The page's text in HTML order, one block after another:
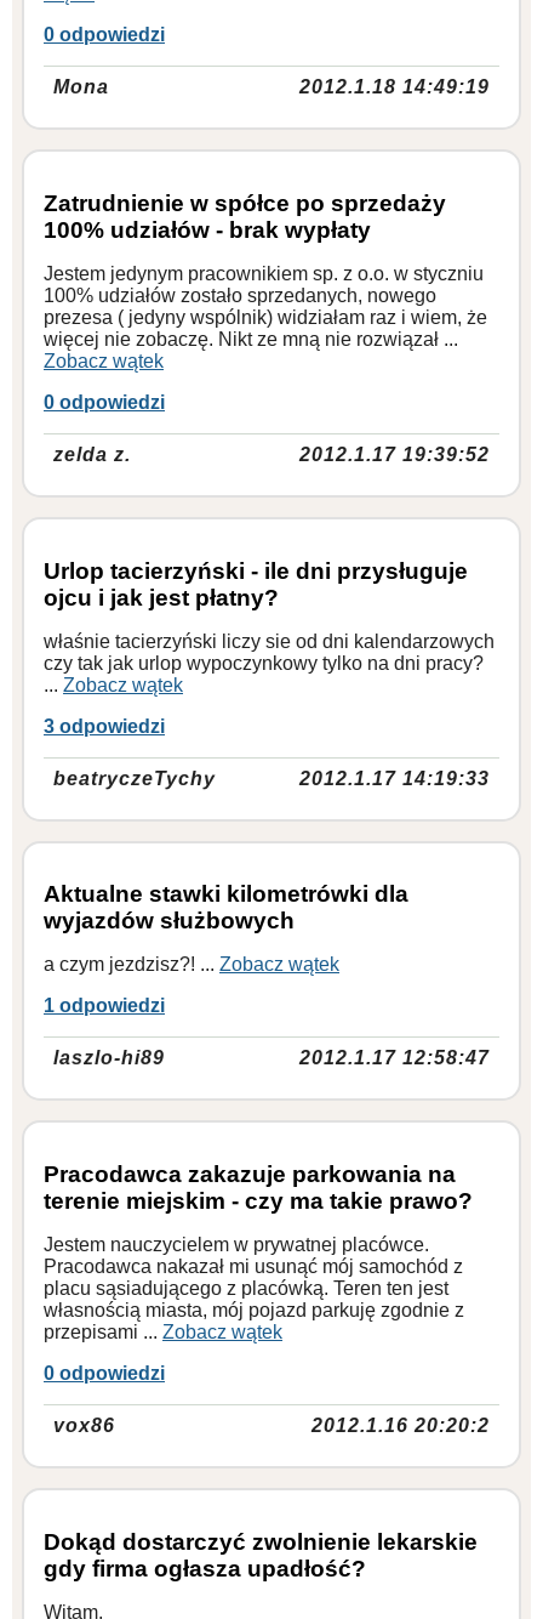
0 odpowiedzi
Mona 2012.1.18 14:49:19
Zatrudnienie w spółce po sprzedaży
100% udziałów - brak wypłaty
Jestem jedynym pracownikiem sp. z o.o. w styczniu
100% udziałów zostało sprzedanych, nowego
prezesa ( jedyny wspólnik) widziałam raz i wiem, że
więcej nie zobaczę. Nikt ze mną nie rozwiązał ...
Zobacz wątek
0 odpowiedzi
zelda z. 2012.1.17 19:39:52
Urlop tacierzyński - ile dni przysługuje
ojcu i jak jest płatny?
właśnie tacierzyński liczy sie od dni kalendarzowych
czy tak jak urlop wypoczynkowy tylko na dni pracy?
... Zobacz wątek
3 odpowiedzi
beatryczeTychy 2012.1.17 14:19:33
Aktualne stawki kilometrówki dla
wyjazdów służbowych
a czym jezdzisz?! ... Zobacz wątek
1 odpowiedzi
laszlo-hi89 2012.1.17 12:58:47
Pracodawca zakazuje parkowania na
terenie miejskim - czy ma takie prawo?
Jestem nauczycielem w prywatnej placówce.
Pracodawca nakazał mi usunąć mój samochód z
placu sąsiadującego z placówką. Teren ten jest
własnością miasta, mój pojazd parkuję zgodnie z
przepisami ... Zobacz wątek
0 odpowiedzi
vox86 2012.1.16 20:20:2
Dokąd dostarczyć zwolnienie lekarskie
gdy firma ogłasza upadłość?
Witam,